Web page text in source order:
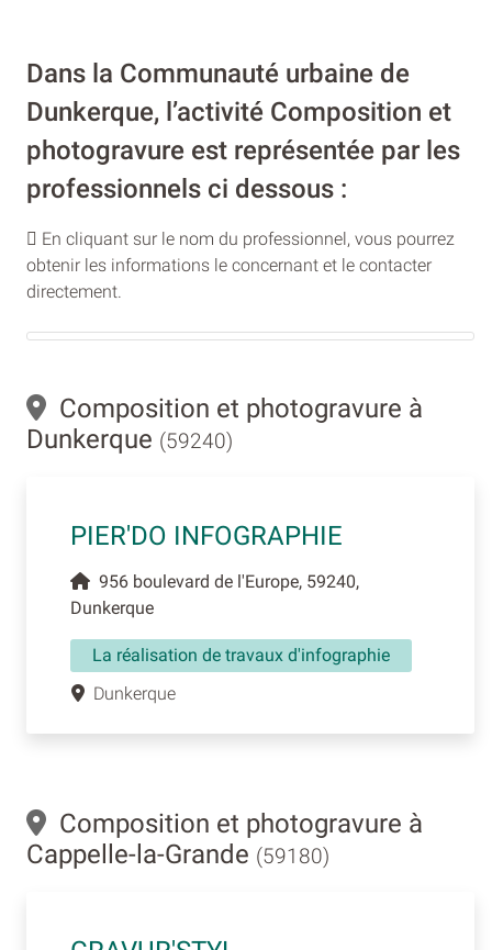
Dans la Communauté urbaine de
Dunkerque, l’activité Composition et
photogravure est représentée par les
professionnels ci dessous :
En cliquant sur le nom du professionnel, vous pourrez
obtenir les informations le concernant et le contacter
directement.
Composition et photogravure à
Dunkerque (59240)
PIER'DO INFOGRAPHIE
956 boulevard de l'Europe, 59240,
Dunkerque
La réalisation de travaux d'infographie
Dunkerque
Composition et photogravure à
Cappelle-la-Grande (59180)